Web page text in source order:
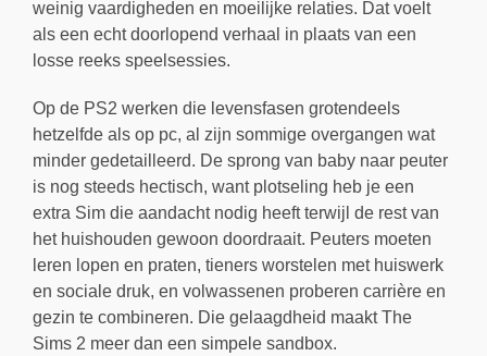
weinig vaardigheden en moeilijke relaties. Dat voelt
als een echt doorlopend verhaal in plaats van een
losse reeks speelsessies.
Op de PS2 werken die levensfasen grotendeels
hetzelfde als op pc, al zijn sommige overgangen wat
minder gedetailleerd. De sprong van baby naar peuter
is nog steeds hectisch, want plotseling heb je een
extra Sim die aandacht nodig heeft terwijl de rest van
het huishouden gewoon doordraait. Peuters moeten
leren lopen en praten, tieners worstelen met huiswerk
en sociale druk, en volwassenen proberen carrière en
gezin te combineren. Die gelaagdheid maakt The
Sims 2 meer dan een simpele sandbox.